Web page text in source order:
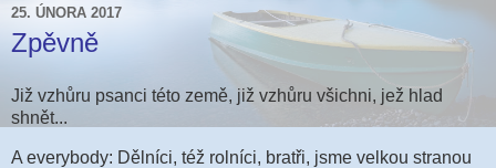
25. ÚNORA 2017
Zpěvně
Již vzhůru psanci této země, již vzhůru všichni, jež hlad
shnět...
A everybody: Dělníci, též rolníci, bratři, jsme velkou stranou